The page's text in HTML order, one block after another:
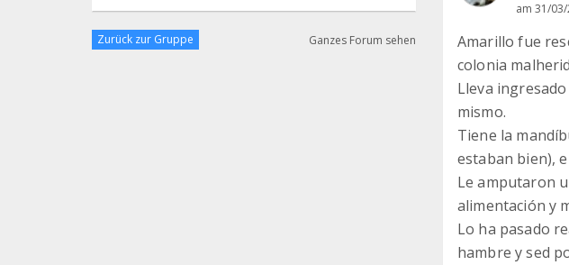
Zurück zur Gruppe Ganzes Forum sehen
am 31/
Amarillo fue
colonia
Lleva
mismo.
Tiene la
estaban bien),
Le amputaron
alimentación y
Lo ha pasado
hambre y sed